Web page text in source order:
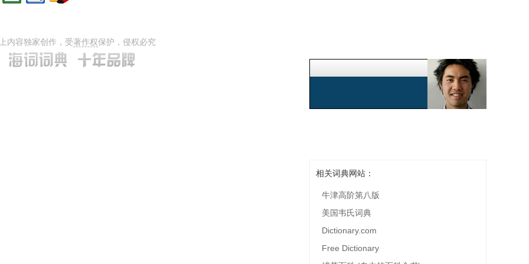
内容独家创作，受著作权保护，侵权必究
相关词典网站：
牛津高阶第八版
美国韦氏词典
Dictionary.com
Free Dictionary